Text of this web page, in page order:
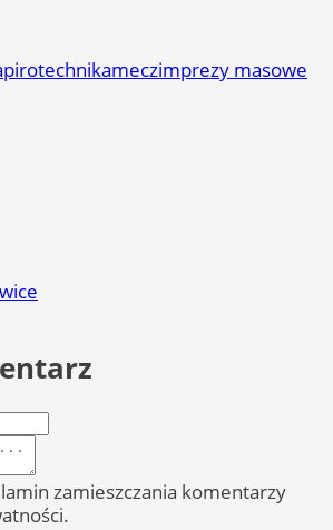
pirotechnikameczimprezy masowe
zamieszczania komentarzy